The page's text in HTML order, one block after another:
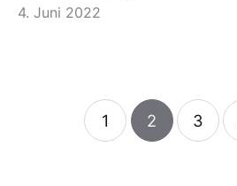
4. Juni 2022
1 2 3